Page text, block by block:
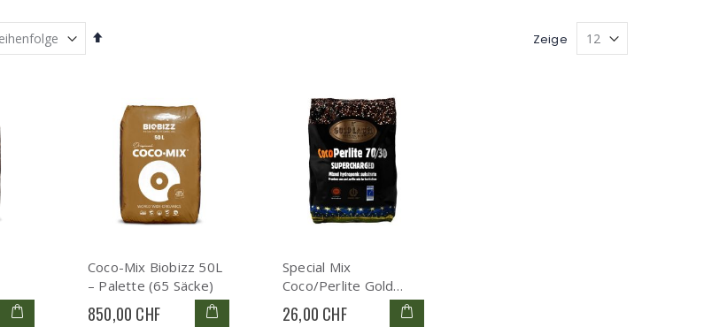
Absteigend
Zeige
Coco-Mix Biobizz 50L
– Palette (65 Säcke)
850,00 CHF
Special Mix
Coco/Perlite Gold
Label
26,00 CHF